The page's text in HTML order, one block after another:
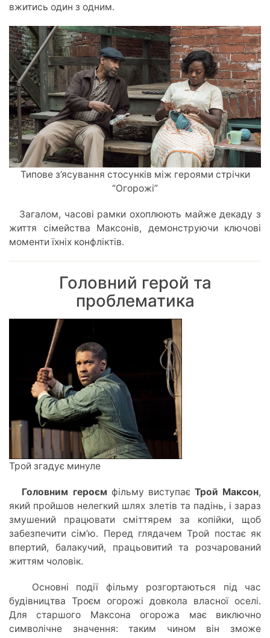
вжитись один з одним.
Типове з’ясування стосунків між героями стрічки
“Огорожі”
Загалом, часові рамки охоплюють майже декаду з
життя сімейства Максонів, демонструючи ключові
моменти їхніх конфліктів.
Головний герой та
проблематика
Трой згадує минуле
Головним героєм фільму виступає Трой Максон,
який пройшов нелегкий шлях злетів та падінь, і зараз
змушений працювати сміттярем за копійки, щоб
забезпечити сім’ю. Перед глядачем Трой постає як
впертий, балакучий, працьовитий та розчарований
життям чоловік.
Основні події фільму розгортаються під час
будівництва Троєм огорожі довкола власної оселі.
Для старшого Максона огорожа має виключно
символічне значення: таким чином він зможе